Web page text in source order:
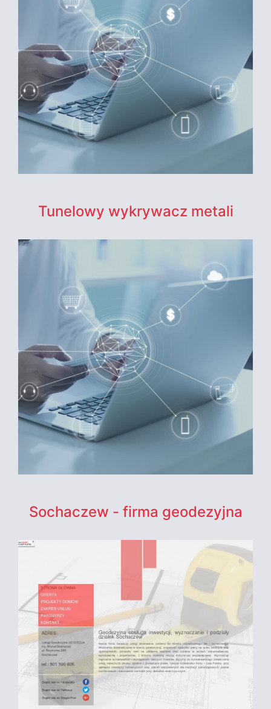
Tunelowy wykrywacz metali
Sochaczew - firma geodezyjna